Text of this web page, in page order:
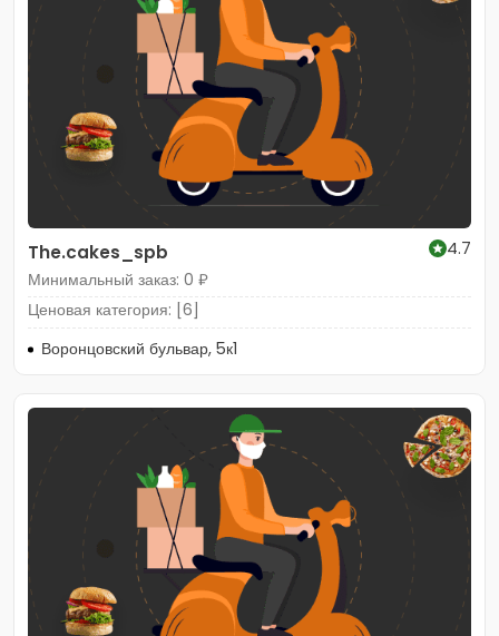
The.cakes_spb
4.7
Минимальный заказ: 0 ₽
Ценовая категория: [6]
Воронцовский бульвар, 5к1